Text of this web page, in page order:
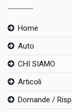
Home
Auto
CHI SIAMO
Articoli
Domande /